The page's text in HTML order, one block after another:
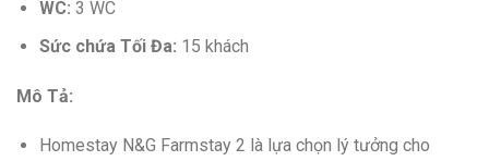
WC: 3 WC
Sức chứa Tối Đa: 15 khách
Mô Tả:
Homestay N&G Farmstay 2 là lựa chọn lý tưởng cho